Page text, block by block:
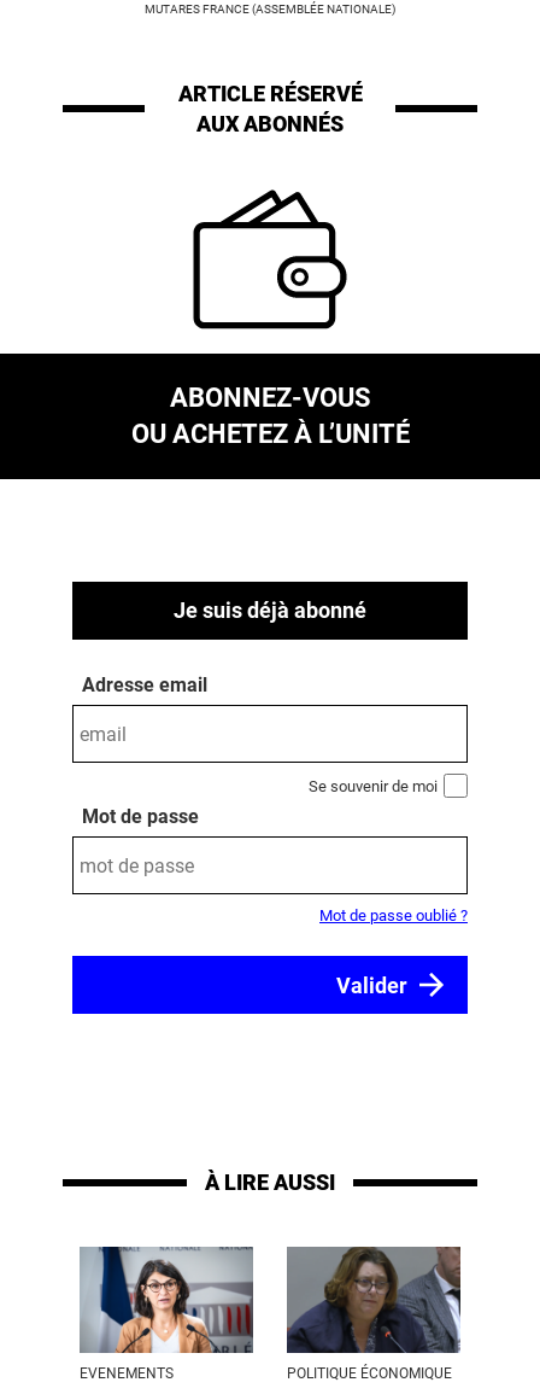
MUTARES FRANCE (ASSEMBLÉE NATIONALE)
ARTICLE RÉSERVÉ
AUX ABONNÉS
ABONNEZ-VOUS
OU ACHETEZ À L’UNITÉ
Je suis déjà abonné
Adresse email
Se souvenir de moi
Mot de passe
Mot de passe oublié ?
À LIRE AUSSI
EVENEMENTS POLITIQUE ÉCONOMIQUE